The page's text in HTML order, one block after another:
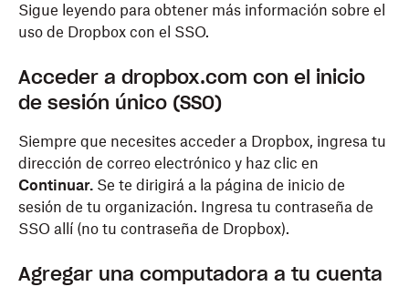
Sigue leyendo para obtener más información sobre el
uso de Dropbox con el SSO.
Acceder a dropbox.com con el inicio
de sesión único (SSO)
Siempre que necesites acceder a Dropbox, ingresa tu
dirección de correo electrónico y haz clic en
Continuar. Se te dirigirá a la página de inicio de
sesión de tu organización. Ingresa tu contraseña de
SSO allí (no tu contraseña de Dropbox).
Agregar una computadora a tu cuenta